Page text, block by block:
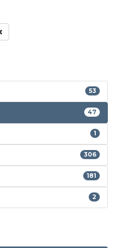
53
47
1
306
181
2